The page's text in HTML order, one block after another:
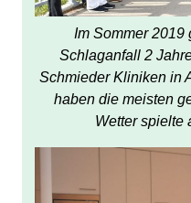
Im Sommer 2019
Schlaganfall 2
Schmieder Kliniken in
haben die meisten
Wetter spielte